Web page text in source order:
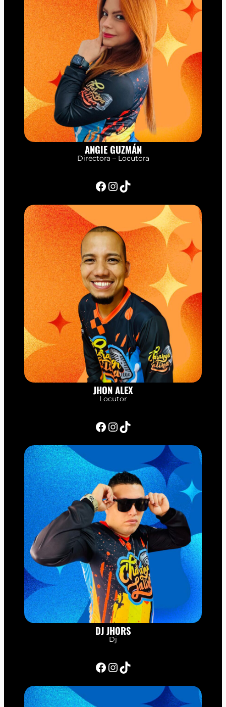
ANGIE GUZMÁN
Directora – Locutora
Facebook InstagramTikTok
JHON ALEX
Locutor
Facebook InstagramTikTok
DJ JHORS
Dj
Facebook InstagramTikTok